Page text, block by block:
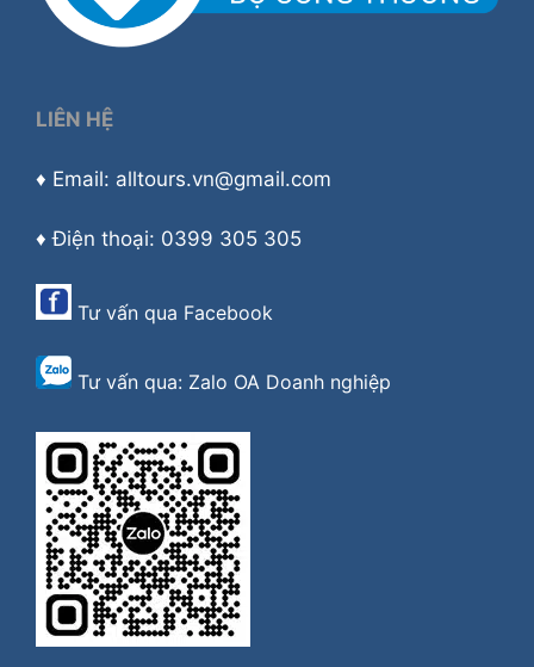
LIÊN HỆ
♦ Email: alltours.vn@gmail.com
♦ Điện thoại: 0399 305 305
Tư vấn qua Facebook
Tư vấn qua: Zalo OA Doanh nghiệp